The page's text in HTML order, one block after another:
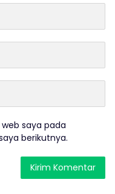
saya pada
berikutnya.